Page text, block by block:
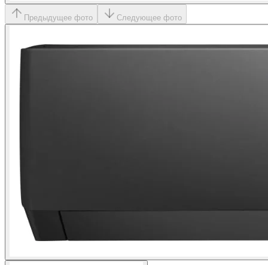
Предыдущее фото Следующее фото